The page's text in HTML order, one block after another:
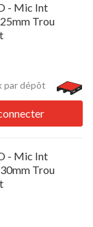
- Mic Int
Trou
par dépôt
- Mic Int
Trou